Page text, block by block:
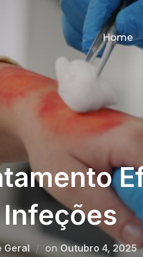
Home
Geral on Posted
Outubro 4, 2025